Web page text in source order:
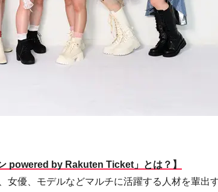
powered by Rakuten Ticket」とは？】
女優、モデルなどマルチに活躍する人材を輩出